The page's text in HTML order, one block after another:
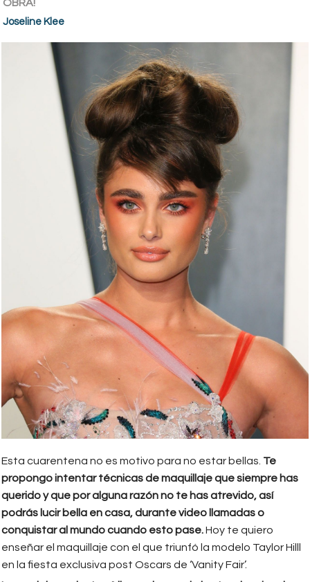
OBRA!
Joseline Klee
Esta cuarentena no es motivo para no estar bellas. Te
propongo intentar técnicas de maquillaje que siempre has
querido y que por alguna razón no te has atrevido, así
podrás lucir bella en casa, durante video llamadas o
conquistar al mundo cuando esto pase.Hoy te quiero
enseñar el maquillaje con el que triunfó la modelo Taylor Hilll
en la fiesta exclusiva post Oscars de ‘Vanity Fair’.